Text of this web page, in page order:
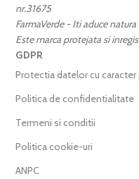
nr.31675
FarmaVerde - Iti aduce natura
Este marca protejata si
GDPR
Protectia datelor cu
Politica de confidentialitate
Termeni si conditii
Politica cookie-uri
ANPC